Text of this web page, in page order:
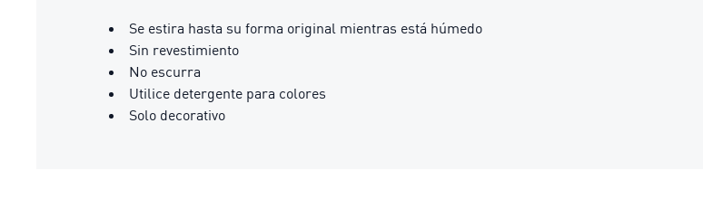
Se estira hasta su forma original mientras está húmedo
Sin revestimiento
No escurra
Utilice detergente para colores
Solo decorativo